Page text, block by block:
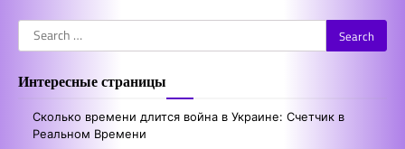
Search
for:
Интересные страницы
Сколько времени длится война в Украине: Счетчик в
Реальном Времени